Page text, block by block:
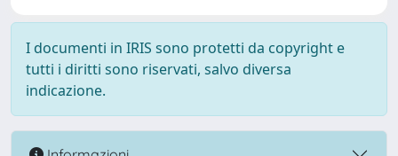
I documenti in IRIS sono protetti da copyright e
tutti i diritti sono riservati, salvo diversa
indicazione.